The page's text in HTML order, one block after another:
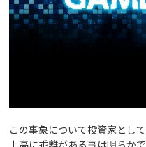
この事象について投資家とし
上高に乖離がある事は明らか